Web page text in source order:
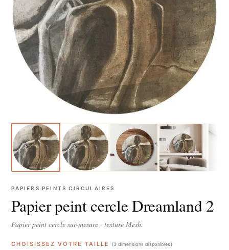
PAPIERS PEINTS CIRCULAIRES
Papier peint cercle Dreamland 2
Papier peint cercle sur-mesure · texture Mesh.
CHOISISSEZ VOTRE TAILLE (3 dimensions disponibles)